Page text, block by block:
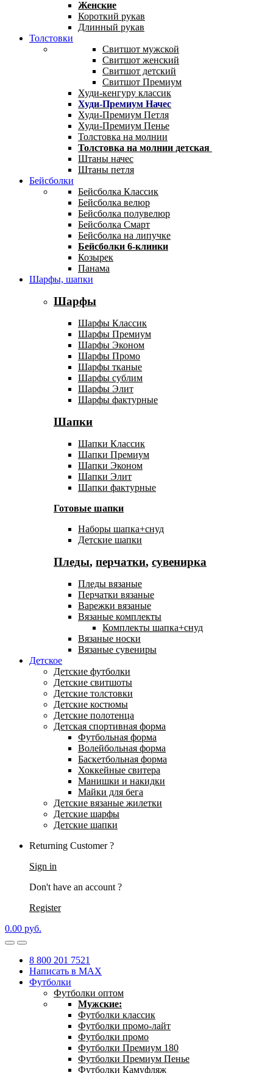
Женские
Короткий рукав
Длинный рукав
Толстовки
Свитшот мужской
Свитшот женский
Свитшот детский
Свитшот Премиум
Худи-кенгуру классик
Худи-Премиум Начес
Худи-Премиум Петля
Худи-Премиум Пенье
Толстовка на молнии
Толстовка на молнии детская
Штаны начес
Штаны петля
Бейсболки
Бейсболка Классик
Бейсболка велюр
Бейсболка полувелюр
Бейсболка Смарт
Бейсболка на липучке
Бейсболки 6-клинки
Козырек
Панама
Шарфы, шапки
Шарфы
Шарфы Классик
Шарфы Премиум
Шарфы Эконом
Шарфы Промо
Шарфы тканые
Шарфы сублим
Шарфы Элит
Шарфы фактурные
Шапки
Шапки Классик
Шапки Премиум
Шапки Эконом
Шапки Элит
Шапки фактурные
Готовые шапки
Наборы шапка+снуд
Детские шапки
Пледы, перчатки, сувенирка
Пледы вязаные
Перчатки вязаные
Варежки вязаные
Вязаные комплекты
Комплекты шапка+снуд
Вязаные носки
Вязаные сувениры
Детское
Детские футболки
Детские свитшоты
Детские толстовки
Детские костюмы
Детские полотенца
Детская спортивная форма
Футбольная форма
Волейбольная форма
Баскетбольная форма
Хоккейные свитера
Манишки и накидки
Майки для бега
Детские вязаные жилетки
Детские шарфы
Детские шапки
Returning Customer ?
Sign in
Don't have an account ?
Register
0.00 руб.
8 800 201 7521
Написать в MAX
Футболки
Футболки оптом
Мужские:
Футболки классик
Футболки промо-лайт
Футболки промо
Футболки Премиум 180
Футболки Премиум Пенье
Футболки Камуфляж